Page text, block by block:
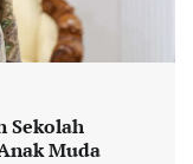
Sekolah
Muda